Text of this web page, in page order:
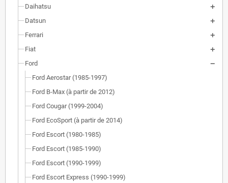
Daihatsu
Datsun
Ferrari
Fiat
Ford
Ford Aerostar (1985-1997)
Ford B-Max (à partir de 2012)
Ford Cougar (1999-2004)
Ford EcoSport (à partir de 2014)
Ford Escort (1980-1985)
Ford Escort (1985-1990)
Ford Escort (1990-1999)
Ford Escort Express (1990-1999)